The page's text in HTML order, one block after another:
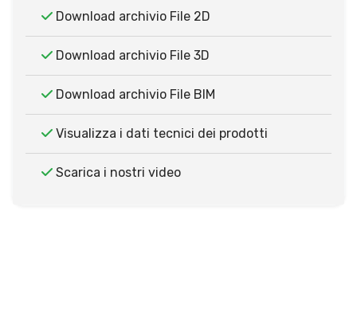
Download archivio File 2D
Download archivio File 3D
Download archivio File BIM
Visualizza i dati tecnici dei prodotti
Scarica i nostri video